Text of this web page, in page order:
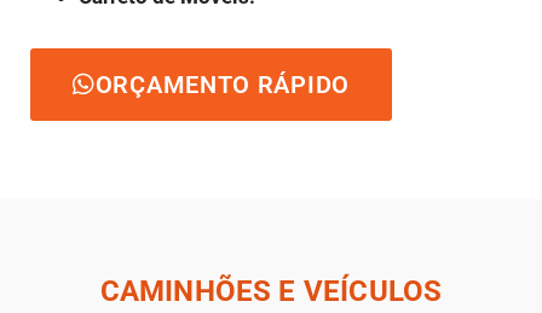
ORÇAMENTO RÁPIDO
CAMINHÕES E VEÍCULOS